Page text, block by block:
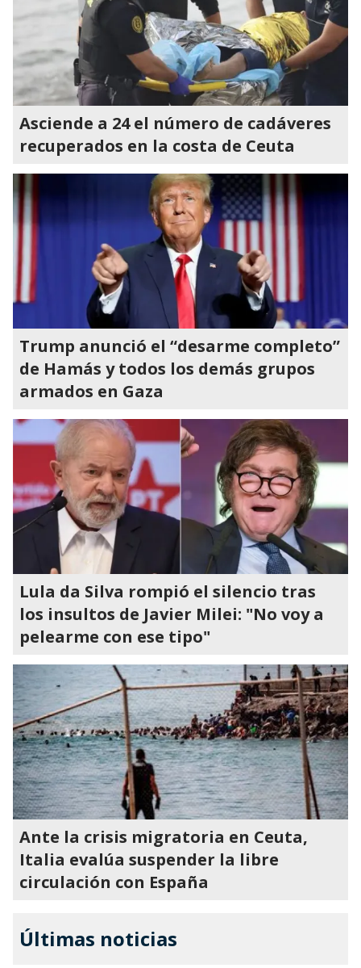
Asciende a 24 el número de cadáveres
recuperados en la costa de Ceuta
Trump anunció el “desarme completo”
de Hamás y todos los demás grupos
armados en Gaza
Lula da Silva rompió el silencio tras
los insultos de Javier Milei: "No voy a
pelearme con ese tipo"
Ante la crisis migratoria en Ceuta,
Italia evalúa suspender la libre
circulación con España
Últimas noticias